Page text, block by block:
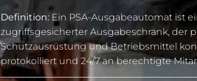
Definition: Ein PSA-Ausgabeautomat ist
zugriffsgesicherter Ausgabeschrank, der
Schutzausrüstung und Betriebsmittel
protokolliert und 24/7 an berechtigte